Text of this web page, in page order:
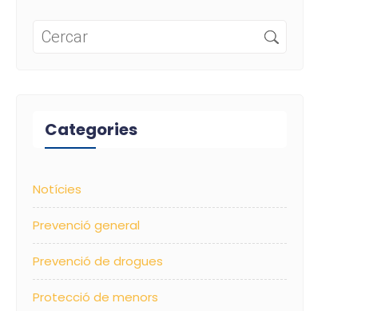
Categories
Notícies
Prevenció general
Prevenció de drogues
Protecció de menors